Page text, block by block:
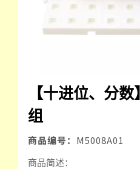
【十进位、分
组
商品编号： M5008A01
商品简述：